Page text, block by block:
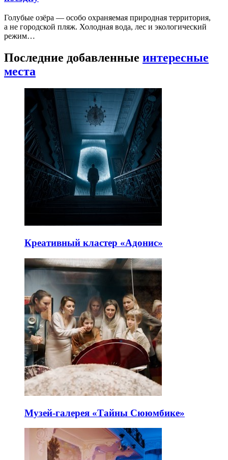
Голубые озёра — особо охраняемая природная территория,
а не городской пляж. Холодная вода, лес и экологический
режим…
Последние добавленные интересные
места
Креативный кластер «Адонис»
Музей-галерея «Тайны Сююмбике»